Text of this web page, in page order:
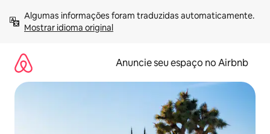
para
Mostrar idioma original
Anuncie seu espaço no Airbnb